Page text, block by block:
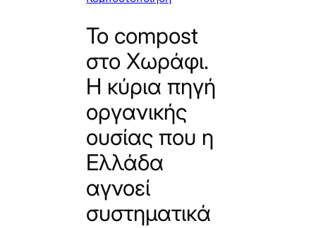
Το compost
στο Χωράφι.
Η κύρια πηγή
οργανικής
ουσίας που η
Ελλάδα
αγνοεί
συστηματικά